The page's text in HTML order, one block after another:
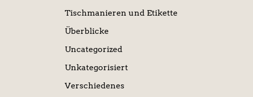
Tischmanieren und Etikette
Überblicke
Uncategorized
Unkategorisiert
Verschiedenes